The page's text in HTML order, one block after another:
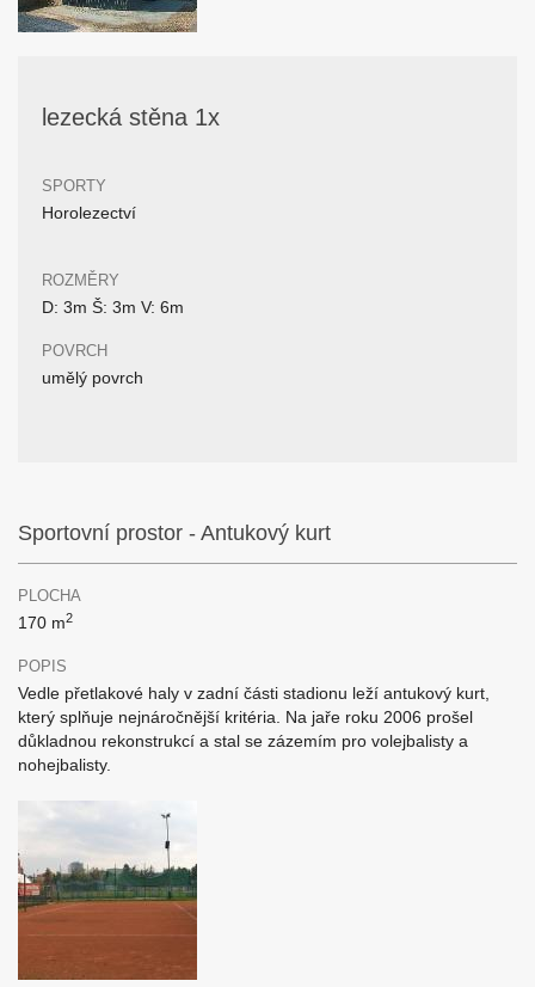
lezecká stěna 1x
SPORTY
Horolezectví
ROZMĚRY
D: 3m Š: 3m V: 6m
POVRCH
umělý povrch
Sportovní prostor - Antukový kurt
PLOCHA
170 m2
POPIS
Vedle přetlakové haly v zadní části stadionu leží antukový kurt,
který splňuje nejnáročnější kritéria. Na jaře roku 2006 prošel
důkladnou rekonstrukcí a stal se zázemím pro volejbalisty a
nohejbalisty.